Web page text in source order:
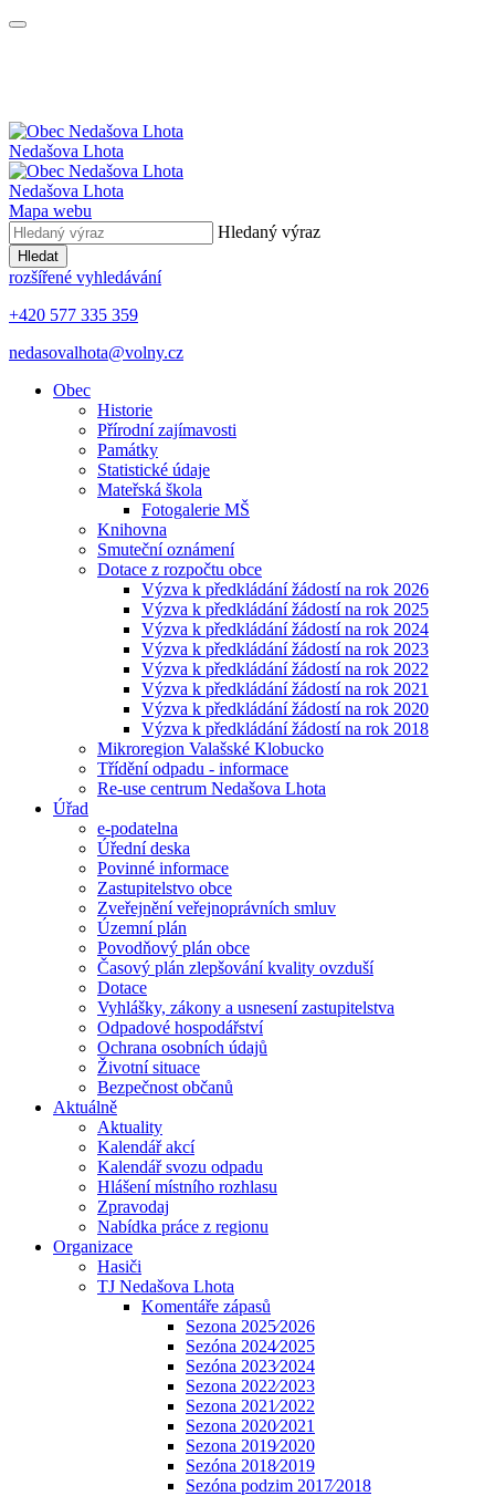
Nedašova Lhota
Nedašova Lhota
Mapa webu
Hledaný výraz
Hledat
rozšířené vyhledávání
+420 577 335 359
nedasovalhota@volny.cz
Obec
Historie
Přírodní zajímavosti
Památky
Statistické údaje
Mateřská škola
Fotogalerie MŠ
Knihovna
Smuteční oznámení
Dotace z rozpočtu obce
Výzva k předkládání žádostí na rok 2026
Výzva k předkládání žádostí na rok 2025
Výzva k předkládání žádostí na rok 2024
Výzva k předkládání žádostí na rok 2023
Výzva k předkládání žádostí na rok 2022
Výzva k předkládání žádostí na rok 2021
Výzva k předkládání žádostí na rok 2020
Výzva k předkládání žádostí na rok 2018
Mikroregion Valašské Klobucko
Třídění odpadu - informace
Re-use centrum Nedašova Lhota
Úřad
e-podatelna
Úřední deska
Povinné informace
Zastupitelstvo obce
Zveřejnění veřejnoprávních smluv
Územní plán
Povodňový plán obce
Časový plán zlepšování kvality ovzduší
Dotace
Vyhlášky, zákony a usnesení zastupitelstva
Odpadové hospodářství
Ochrana osobních údajů
Životní situace
Bezpečnost občanů
Aktuálně
Aktuality
Kalendář akcí
Kalendář svozu odpadu
Hlášení místního rozhlasu
Zpravodaj
Nabídka práce z regionu
Organizace
Hasiči
TJ Nedašova Lhota
Komentáře zápasů
Sezona 2025⁄2026
Sezóna 2024⁄2025
Sezóna 2023⁄2024
Sezona 2022⁄2023
Sezona 2021⁄2022
Sezona 2020⁄2021
Sezona 2019⁄2020
Sezóna 2018⁄2019
Sezóna podzim 2017⁄2018